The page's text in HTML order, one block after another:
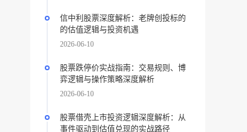
信中利股票深度解析：老牌创投标的
的估值逻辑与投资机遇
2026-06-10
股票跌停价实战指南：交易规则、博
弈逻辑与操作策略深度解析
2026-06-10
股票借壳上市投资逻辑深度解析：从
事件驱动到估值兑现的实战路径